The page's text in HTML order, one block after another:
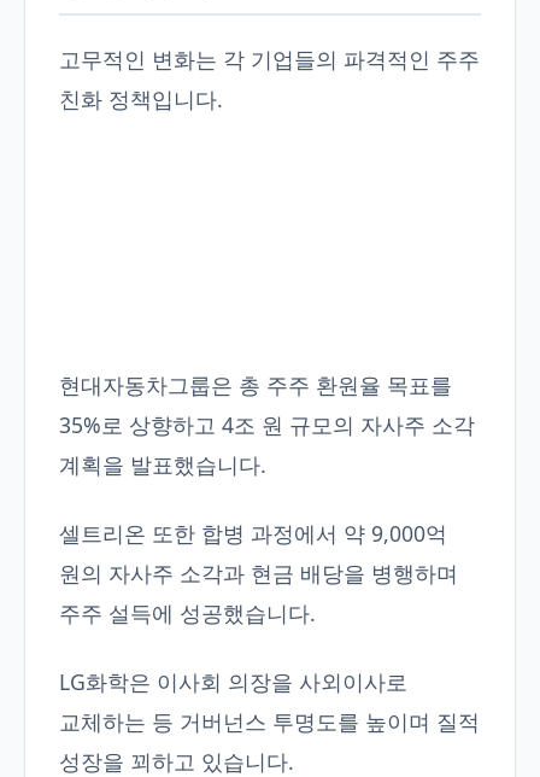
고무적인 변화는 각 기업들의 파격적인 주주
친화 정책입니다.
현대자동차그룹은 총 주주 환원율 목표를
35%로 상향하고 4조 원 규모의 자사주 소각
계획을 발표했습니다.
셀트리온 또한 합병 과정에서 약 9,000억
원의 자사주 소각과 현금 배당을 병행하며
주주 설득에 성공했습니다.
LG화학은 이사회 의장을 사외이사로
교체하는 등 거버넌스 투명도를 높이며 질적
성장을 꾀하고 있습니다.